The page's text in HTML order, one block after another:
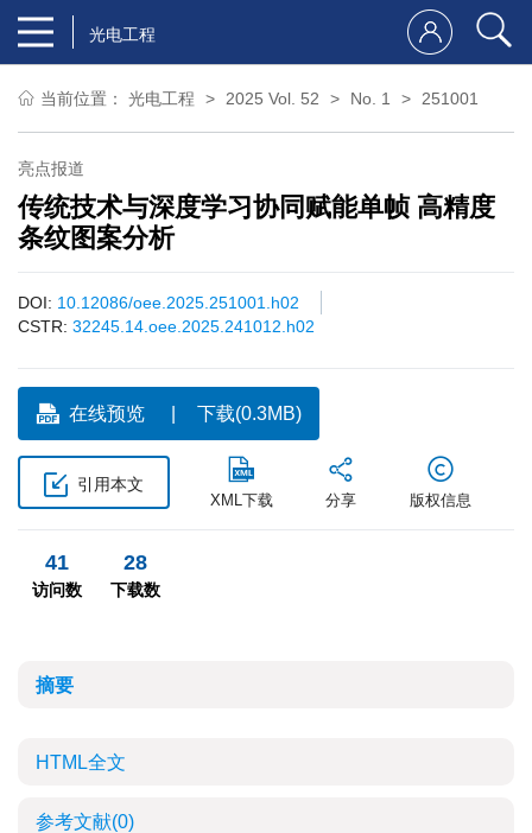
光电工程
当前位置： 光电工程 2025 Vol. 52 No. 1 251001
亮点报道
传统技术与深度学习协同赋能单帧 高精度
条纹图案分析
DOI: 10.12086/oee.2025.251001.h02
CSTR: 32245.14.oee.2025.241012.h02
在线预览 下载(0.3MB)
引用本文
XML下载 分享 版权信息
41
访问数
28
下载数
摘要
HTML全文
参考文献(0)